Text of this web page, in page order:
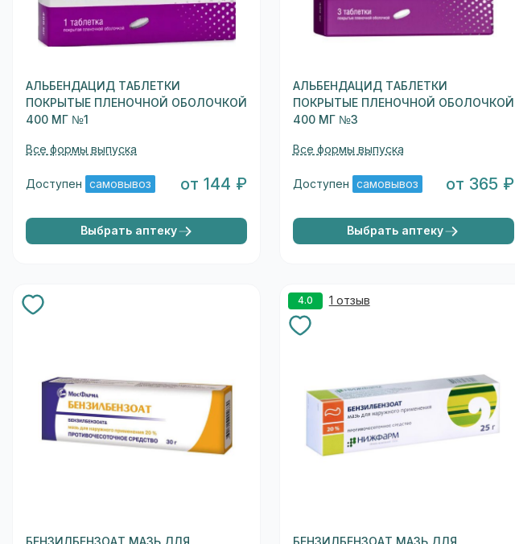
АЛЬБЕНДАЦИД ТАБЛЕТКИ
ПОКРЫТЫЕ ПЛЕНОЧНОЙ ОБОЛОЧКОЙ
400 МГ №1
Все формы выпуска
Доступен самовывоз от 144 ₽
Выбрать аптеку
АЛЬБЕНДАЦИД ТАБЛЕТКИ
ПОКРЫТЫЕ ПЛЕНОЧНОЙ ОБОЛОЧКОЙ
400 МГ №3
Все формы выпуска
Доступен самовывоз от 365 ₽
Выбрать аптеку
4.0 1 отзыв